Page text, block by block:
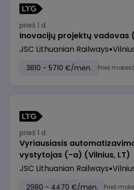
prieš 1 d.
Inovacijų projektų vadovas
JSC Lithuanian Railways
3810 - 5710 €/mėn. Prieš
prieš 1 d.
Vyriausiasis
vystytojas (-a) (Vilnius, LT)
JSC Lithuanian Railways
2980 - 4470 €/mėn. Prieš